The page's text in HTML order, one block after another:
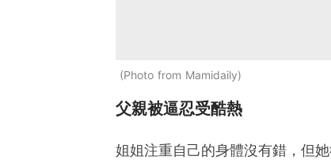
Photo from Mamidaily
父親被逼忍受酷熱
姐姐注重自己的身體沒有錯，但